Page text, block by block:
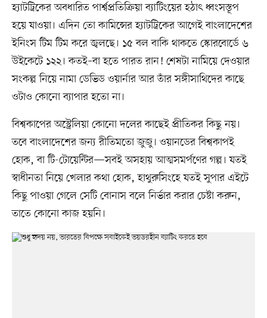
হ্যাটট্রিকের অবধারিত পার্শ্বপ্রতিক্রিয়া ব্যাটিংয়ের হঠাৎ ধ্বংসস্তূপ
হয়ে যাওয়া। এদিন তো কামিন্সের হ্যাটট্রিকের আগেই বাংলাদেশের
ইনিংস টিম টিম করে জ্বলছে। ১৫ বল বাকি থাকতে স্কোরবোর্ডে ৬
উইকেটে ১২২। কতই–বা হতে পারত রান! শেষটা নামিয়ে দেওয়ার
সংকল্প নিয়ে নামা ডেভিড ওয়ার্নার আর তাঁর সঙ্গীসাথিদের কাছে
ওটাও কোনো ব্যাপার হতো না।
বিশ্বকাপের অস্ট্রেলিয়া কোনো দলের কাছেই প্রীতিকর কিছু নয়।
তবে বাংলাদেশের জন্য রীতিমতো জুজু। ওয়ানডের বিশ্বকাপই
হোক, বা টি-টোয়েন্টির—সবই অসহায় আত্মসমর্পণের গল্প। যতই
স্বাধীনতা নিয়ে খেলার কথা হোক, হাথুরুসিংহে যতই সুপার এইটে
কিছু পাওয়া গেলে সেটি বোনাস বলে নির্ভার করার চেষ্টা করুন,
তাতে কোনো কাজ হয়নি।